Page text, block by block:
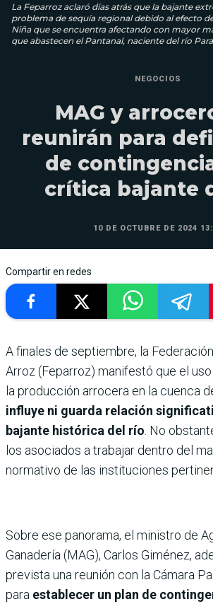
La Feparroz aclaró días atrás que la bajante
problema de sequía regional debido al efecto
Niña que se encuentra afectando con mayor
que abastecen el Pantanal, naciente del río
NEGOCIOS
MAG y
reunirán para
de
crítica bajante
10 DE OCTUBRE DE 2024
Compartir en redes
A finales de septiembre, la
Arroz (Feparroz) manifestó que el
la producción arrocera en la cuenca
influye ni guarda relación
bajante histórica del río . No
los asociados a trabajar dentro del
normativo de las instituciones
Sobre ese panorama, el ministro de
Ganadería (MAG), Carlos Giménez,
prevista una reunión con la Cámara
para establecer un plan de